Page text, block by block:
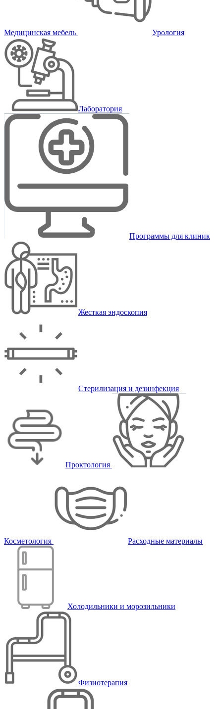
Медицинская мебель Урология
Лаборатория
Программы для клиник
Жесткая эндоскопия
Стерилизация и дезинфекция
Проктология
Косметология Расходные материалы
Холодильники и морозильники
Физиотерапия